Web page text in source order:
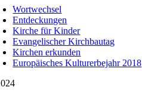
Wortwechsel
Entdeckungen
Kirche für Kinder
Evangelischer Kirchbautag
Kirchen erkunden
Europäisches Kulturerbejahr 2018